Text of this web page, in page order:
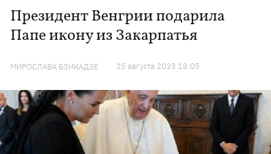
Президент Венгрии подарила
Папе икону из Закарпатья
МИРОСЛАВА БЗИКАДЗЕ 25 августа 2023 18:05